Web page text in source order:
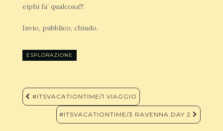
eiphi fa’ qualcosa!!!
Invio, pubblico, chiudo.
ESPLORAZIONE
Navigazione
articoli
#ITSVACATIONTIME/1 VIAGGIO
#ITSVACATIONTIME/3 RAVENNA DAY 2